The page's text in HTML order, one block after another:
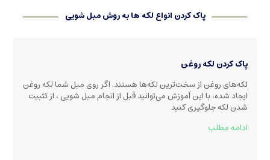
پاک کردن انواع لکه ها به روش مبل شویی
پاک کردن لکه روغن
لکه‌های روغن از سخت‌ترین لکه‌ها هستند. اگر روی مبل شما لکه روغن
ایجاد شده، با این آموزش می‌توانید قبل از انجام مبل شویی ، از تثبیت
شدن لکه جلوگیری کنید
ادامه مطلب